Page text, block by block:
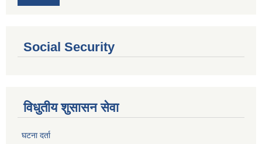
Social Security
विधुतीय शुसासन सेवा
घटना दर्ता